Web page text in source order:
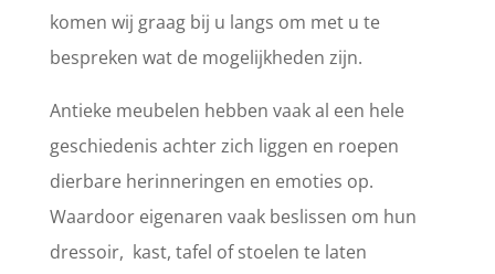
komen wij graag bij u langs om met u te
bespreken wat de mogelijkheden zijn.
Antieke meubelen hebben vaak al een hele
geschiedenis achter zich liggen en roepen
dierbare herinneringen en emoties op.
Waardoor eigenaren vaak beslissen om hun
dressoir, kast, tafel of stoelen te laten